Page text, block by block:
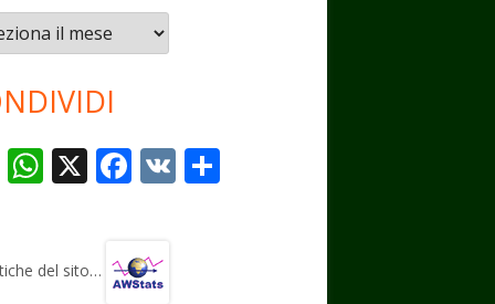
T
gr
W
s
X F
b
V
del sito…